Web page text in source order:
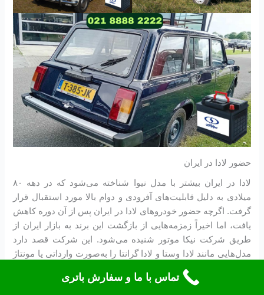
حضور لادا در ایران
لادا در ایران بیشتر با مدل نیوا شناخته می‌شود که در دهه ۸۰
میلادی به دلیل قابلیت‌های آفرودی و دوام بالا مورد استقبال قرار
گرفت. اگرچه حضور خودروهای لادا در ایران پس از آن دوره کاهش
یافت، اما اخیراً زمزمه‌هایی از بازگشت این برند به بازار ایران از
طریق شرکت نیکا موتور شنیده می‌شود. این شرکت قصد دارد
مدل‌هایی مانند لادا وستا و لادا گرانتا را به‌صورت وارداتی یا مونتاژ
در ایران عرضه کند، اما هنوز اطلاعات دقیقی درباره عرضه لادا
تماس با ما و سفارش باتری